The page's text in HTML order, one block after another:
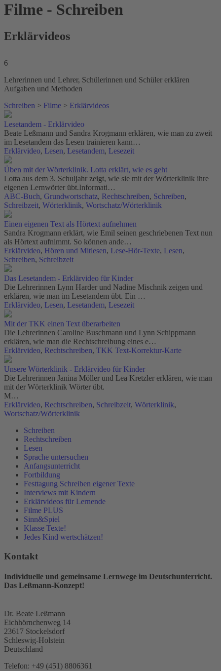
Filme - Schreiben
Erklärvideos
6
Lehrerinnen und Lehrer, Schülerinnen und Schüler erklären
Aufgaben und Methoden
Schreiben > Filme > Erklärvideos
Lesetandem - Erklärvideo
Beate Leßmann und Sandra Krogmann erklären, wie man zu zweit
im Lesetandem das Lesen trainieren kann…
Erklärvideo, Lesen, Lesetandem, Lesezeit
Üben mit der Wörterklinik. Lotta erklärt, wie es geht
Lotta aus dem 3. Schuljahr zeigt, wie sie mit der Wörterklinik ihre
eigenen Lernwörter übt.Informati…
ABC-Buch, Grundwortschatz, Rechtschreiben, Schreiben,
Schreibzeit, Wörterklinik, Wortschatz/Wörterklinik
Einen eigenen Text als Hörtext aufnehmen
Sandra Krogmann erklärt, wie Emil seinen geschriebenen Text nun
als Hörtext aufnimmt. So können ande…
Erklärvideo, Hören und Mitlesen, Lese-Hör-Texte, Lesen,
Schreiben, Schreibzeit
Das Lesetandem - Erklärvideo für Kinder
Die Lehrerinnen Lynn Harder und Nadine Mischnik zeigen und
erklären, wie man im Lesetandem übt. Ein …
Erklärvideo, Lesen, Lesetandem, Lesezeit
Mit der TKK einen Text überarbeiten
Die Lehrerinnen Caroline Buschmann und Lynn Schippmann
erklären, wie man die Rechtschreibung eines e…
Erklärvideo, Rechtschreiben, TKK Text-Korrektur-Karte
Unsere Wörterklinik - Erklärvideo für Kinder
Die Lehrerinnen Janina Möller und Lea Kretzler erklären, wie man
mit der Wörterklinik Wörter übt.
M…
Erklärvideo, Rechtschreiben, Schreibzeit, Wörterklinik,
Wortschatz/Wörterklinik
Schreiben
Rechtschreiben
Lesen
Sprache untersuchen
Anfangsunterricht
Fortbildung
Festtagung Schreiben eigener Texte
Interviews mit Kindern
Erklärvideos für Lernende
Filme PLUS
Sinn&Spiel
Klasse Texte!
Jedes Kind wertschätzen!
Kontakt
Individuelle und gemeinsame Lernwege im Deutschunterricht.
Das Leßmann-Konzept!
Dr. Beate Leßmann
Eichhörnchenweg 14
23617 Stockelsdorf
Schleswig-Holstein
Deutschland
Telefon: +49 (451) 8806361